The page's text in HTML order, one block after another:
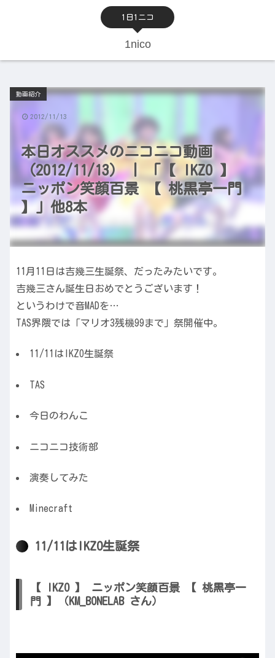
1日1ニコ
1nico
本日オススメのニコニコ動画
（2012/11/13） | 「【 IKZO 】
ニッポン笑顔百景 【 桃黒亭一門
】」他8本
動画紹介
2012/11/13
11月11日は吉幾三生誕祭、だったみたいです。
吉幾三さん誕生日おめでとうございます！
というわけで音MADを…
TAS界隈では「マリオ3残機99まで」祭開催中。
11/11はIKZO生誕祭
TAS
今日のわんこ
ニコニコ技術部
演奏してみた
Minecraft
11/11はIKZO生誕祭
【 IKZO 】 ニッポン笑顔百景 【 桃黒亭一
門 】（KM_BONELAB さん）